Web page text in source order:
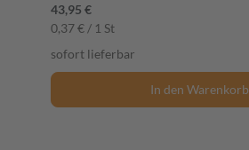
43,95 €
0,37 € / 1 St
sofort lieferbar
In den Warenkorb